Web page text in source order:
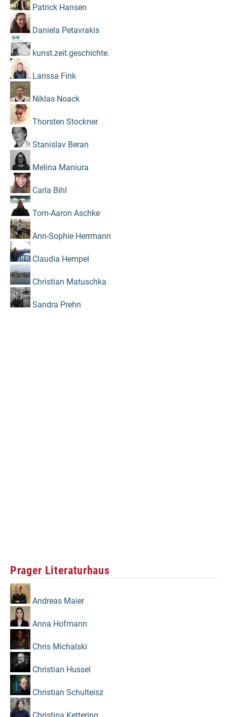
Patrick Hansen
Daniela Petavrakis
kunst.zeit.geschichte.
Larissa Fink
Niklas Noack
Thorsten Stockner
Stanislav Beran
Melina Maniura
Carla Bihl
Tom-Aaron Aschke
Ann-Sophie Herrmann
Claudia Hempel
Christian Matuschka
Sandra Prehn
Prager Literaturhaus
Andreas Maier
Anna Hofmann
Chris Michalski
Christian Hussel
Christian Schulteisz